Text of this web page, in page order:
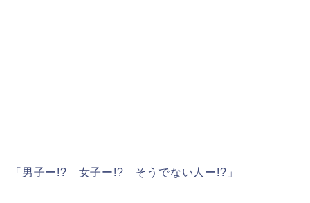
「男子ー!? 女子ー!? そうでない人ー!?」